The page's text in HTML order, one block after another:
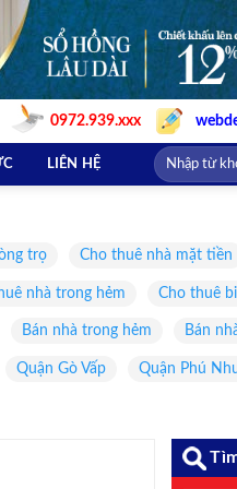
0972.939.xxx
LIÊN HỆ
trọ Cho thuê nhà mặt tiền
nhà trong hẻm Cho thuê
Bán nhà trong hẻm Bán
Quận Gò Vấp Quận Phú